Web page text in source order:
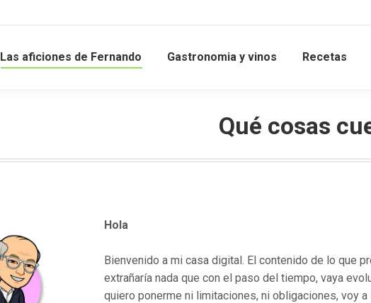
Las aficiones de Fernando Gastronomia y vinos Recetas
Qué cosas
Hola
Bienvenido a mi casa digital. El contenido de lo que
extrañaría nada que con el paso del tiempo, vaya
quiero ponerme ni limitaciones, ni obligaciones, voy